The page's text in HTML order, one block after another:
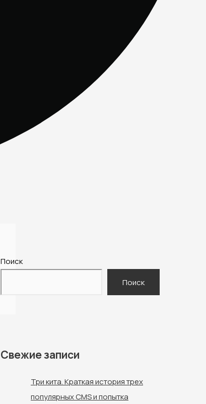
Поиск
Поиск
Свежие записи
Три кита. Краткая история трех
популярных CMS и попытка